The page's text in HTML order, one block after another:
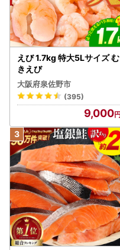
えび 1.7kg 特大5Lサイズ む
きえび
大阪府泉佐野市
(395)
9,000